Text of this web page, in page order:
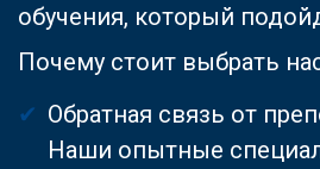
обучения, который
Почему стоит выбрать
Обратная связь от
Наши опытные